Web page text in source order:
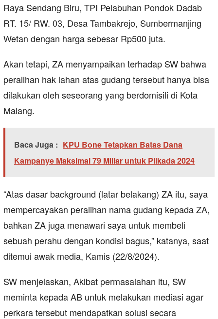
Raya Sendang Biru, TPI Pelabuhan Pondok Dadab
RT. 15/ RW. 03, Desa Tambakrejo, Sumbermanjing
Wetan dengan harga sebesar Rp500 juta.
Akan tetapi, ZA menyampaikan terhadap SW bahwa
peralihan hak lahan atas gudang tersebut hanya bisa
dilakukan oleh seseorang yang berdomisili di Kota
Malang.
Baca Juga : KPU Bone Tetapkan Batas Dana
Kampanye Maksimal 79 Miliar untuk Pilkada 2024
“Atas dasar background (latar belakang) ZA itu, saya
mempercayakan peralihan nama gudang kepada ZA,
bahkan ZA juga menawari saya untuk membeli
sebuah perahu dengan kondisi bagus,” katanya, saat
ditemui awak media, Kamis (22/8/2024).
SW menjelaskan, Akibat permasalahan itu, SW
meminta kepada AB untuk melakukan mediasi agar
perkara tersebut mendapatkan solusi secara